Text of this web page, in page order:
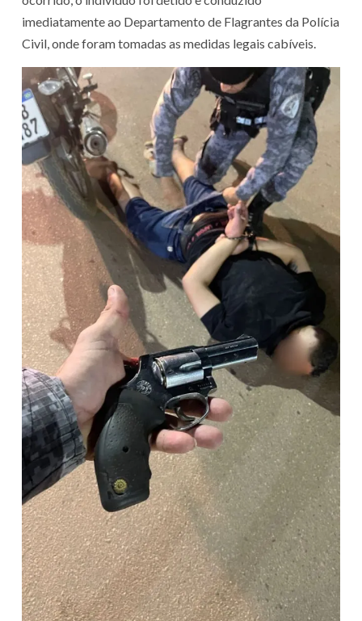
imediatamente ao Departamento de Flagrantes da Polícia
Civil, onde foram tomadas as medidas legais cabíveis.